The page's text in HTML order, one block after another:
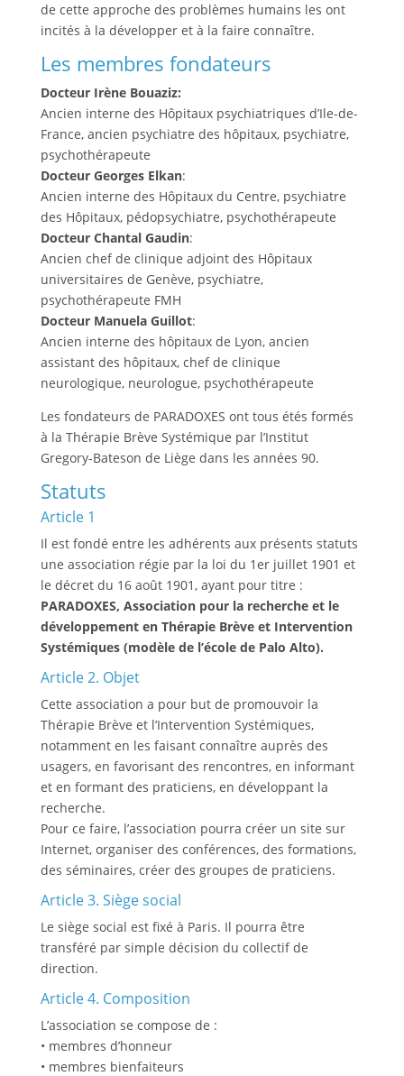
de cette approche des problèmes humains les ont
incités à la développer et à la faire connaître.
Les membres fondateurs
Docteur Irène Bouaziz:
Ancien interne des Hôpitaux psychiatriques d’Ile-de-
France, ancien psychiatre des hôpitaux, psychiatre,
psychothérapeute
Docteur Georges Elkan:
Ancien interne des Hôpitaux du Centre, psychiatre
des Hôpitaux, pédopsychiatre, psychothérapeute
Docteur Chantal Gaudin:
Ancien chef de clinique adjoint des Hôpitaux
universitaires de Genève, psychiatre,
psychothérapeute FMH
Docteur Manuela Guillot:
Ancien interne des hôpitaux de Lyon, ancien
assistant des hôpitaux, chef de clinique
neurologique, neurologue, psychothérapeute
Les fondateurs de PARADOXES ont tous étés formés
à la Thérapie Brève Systémique par l’Institut
Gregory-Bateson de Liège dans les années 90.
Statuts
Article 1
Il est fondé entre les adhérents aux présents statuts
une association régie par la loi du 1er juillet 1901 et
le décret du 16 août 1901, ayant pour titre :
PARADOXES, Association pour la recherche et le
développement en Thérapie Brève et Intervention
Systémiques (modèle de l’école de Palo Alto).
Article 2. Objet
Cette association a pour but de promouvoir la
Thérapie Brève et l’Intervention Systémiques,
notamment en les faisant connaître auprès des
usagers, en favorisant des rencontres, en informant
et en formant des praticiens, en développant la
recherche.
Pour ce faire, l’association pourra créer un site sur
Internet, organiser des conférences, des formations,
des séminaires, créer des groupes de praticiens.
Article 3. Siège social
Le siège social est fixé à Paris. Il pourra être
transféré par simple décision du collectif de
direction.
Article 4. Composition
L’association se compose de :
• membres d’honneur
• membres bienfaiteurs